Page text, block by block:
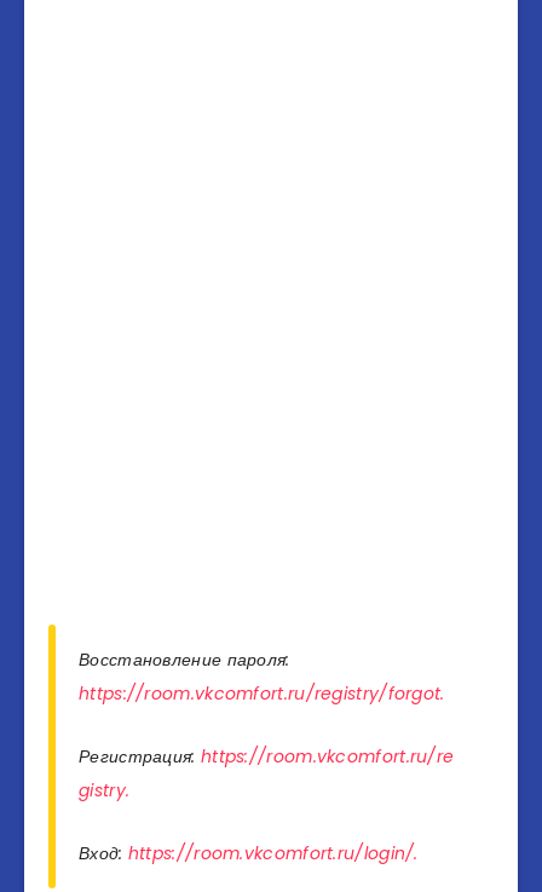
Восстановление пароля:
https://room.vkcomfort.ru/registry/forgot.
Регистрация: https://room.vkcomfort.ru/re
gistry.
Вход: https://room.vkcomfort.ru/login/.